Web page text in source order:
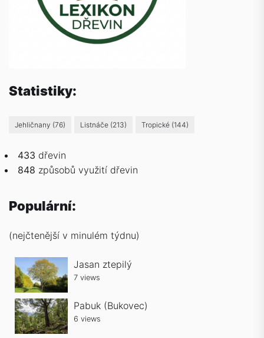
Statistiky:
Jehličnany (76) Listnáče (213) Tropické (144)
433 dřevin
848 způsobů využití dřevin
Populární:
(nejčtenější v minulém týdnu)
Jasan ztepilý
7 views
Pabuk (Bukovec)
6 views